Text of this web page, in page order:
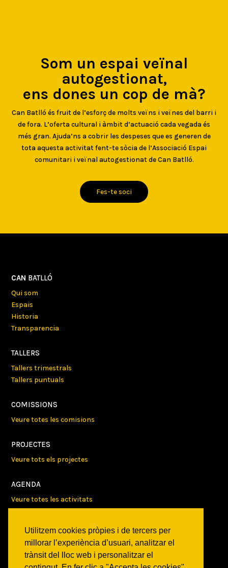
Utilitzem cookies pròpies i de tercers per
millorar l’experiència d’usuari, analitzar el
trànsit del lloc web i personalitzar el
Som un espai veïnal
autogestionat,
ens dones un cop de mà?
Can Batlló és fruit de l’esforç de molts veïns i veïnes del barri i
de fora. L’oferta cultural i àmbit d’actuació cada vegada és
més gran. Ajuda’ns a cobrir les despeses que es generen de
tota aquesta activitat fent-te sòcia de l’Associació Espai
comunitari i veïnal autogestionat de Can Batlló.
Fes-te soci
CAN BATLLÓ
Qui som
Espais
Historia
Transparencia
TALLERS
Tallers trimestrals
Tallers puntuals
COMISSIONS
Veure totes les comisions
PROJECTES
Veure tots els projectes
AGENDA
Veure totes les activitats
Activitats
Comunicats
Victories